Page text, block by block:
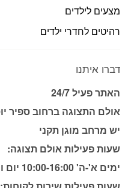
מצעים לילדים
רהיטים לחדרי ילדים
דברו איתנו
האתר פעיל 24/7
יש מרחב מוגן תקני
שעות פעילות אולם תצוגה:
ימים א'-ה' 10:00-16:00 יום ו' 09:30-14:00